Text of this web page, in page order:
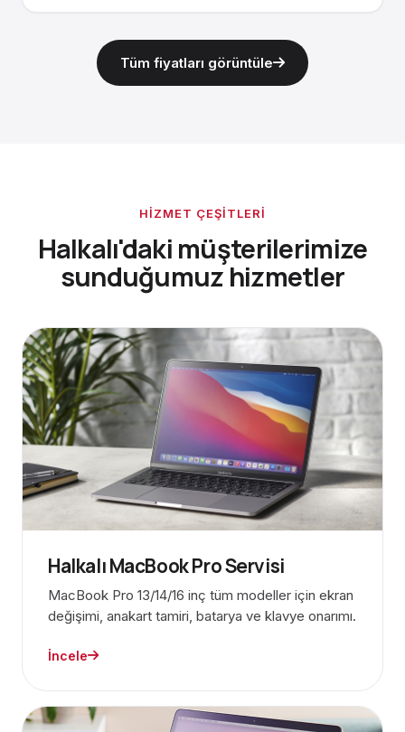
Tüm fiyatları görüntüle
HIZMET ÇEŞITLERI
Halkalı'daki müşterilerimize
sunduğumuz hizmetler
Halkalı MacBook Pro Servisi
MacBook Pro 13/14/16 inç tüm modeller için ekran
değişimi, anakart tamiri, batarya ve klavye onarımı.
İncele